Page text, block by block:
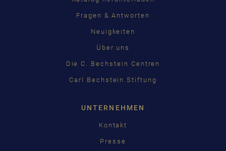
Fragen & Antworten
Neuigkeiten
Über uns
Die C. Bechstein Centren
Carl Bechstein Stiftung
UNTERNEHMEN
Kontakt
Presse